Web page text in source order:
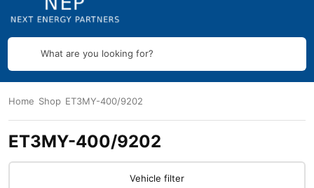
What are you looking for?
Home Shop ET3MY-400/9202
ET3MY-400/9202
Vehicle filter